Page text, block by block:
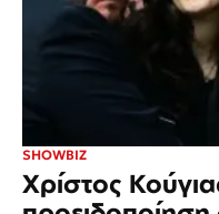
SHOWBIZ
Χρίστος